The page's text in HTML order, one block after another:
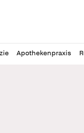
Apothekenpraxis
Logo